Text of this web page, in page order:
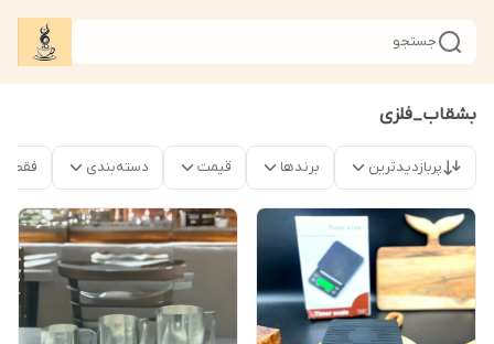
جستجو
بشقاب_فلزی
پربازدیدترین برندها قیمت دسته‌بندی فقط